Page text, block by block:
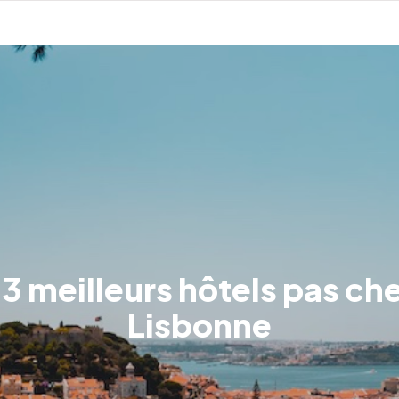
meilleurs hôtels pas
Lisbonne